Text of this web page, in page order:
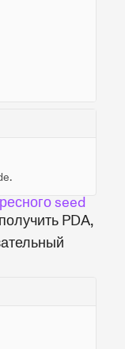
seed
PDA,